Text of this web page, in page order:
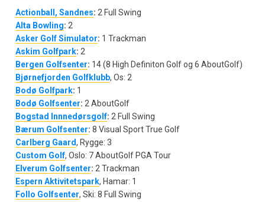
Actionball, Sandnes: 2 Full Swing
Alta Bowling: 2
Asker Golf Simulator: 1 Trackman
Askim Golfpark: 2
Bergen Golfsenter: 14 (8 High Definiton Golf og 6 AboutGolf)
Bjørnefjorden Golfklubb, Os: 2
Bodø Golfpark: 1
Bodø Golfsenter: 2 AboutGolf
Bogstad Innnedørsgolf: 2 Full Swing
Bærum Golfsenter: 8 Visual Sport True Golf
Carlberg Gaard, Rygge: 3
Custom Golf, Oslo: 7 AboutGolf PGA Tour
Elverum Golfsenter: 2 Trackman
Espern Aktivitetspark, Hamar: 1
Follo Golfsenter, Ski: 8 Full Swing